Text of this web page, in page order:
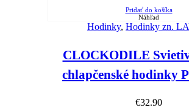
Pridať do košíka
Náhľad
Hodinky, Hodinky zn.
CLOCKODILE
chlapčenské hodinky
€32.90